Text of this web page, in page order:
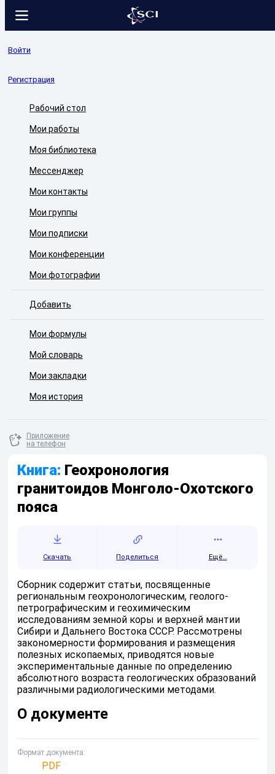
Войти
Регистрация
Рабочий стол
Мои работы
Моя библиотека
Мессенджер
Мои контакты
Мои группы
Мои подписки
Мои конференции
Мои фотографии
Добавить
Мои формулы
Мой словарь
Мои закладки
Моя история
Приложение
на телефон
Книга: Геохронология
гранитоидов Монголо-Охотского
пояса
Скачать Поделиться Ещё…
Сборник содержит статьи, посвященные
региональным геохронологическим, геолого-
петрографическим и геохимическим
исследованиям земной коры и верхней мантии
Сибири и Дальнего Востока СССР. Рассмотрены
закономерности формирования и размещения
полезных ископаемых, приводятся новые
экспериментальные данные по определению
абсолютного возраста геологических образований
различными радиологическими методами.
О документе
Формат документа
PDF